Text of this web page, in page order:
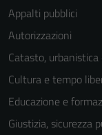
Appalti pubblici
Autorizzazioni
Catasto, urbanistica
Cultura e tempo
Educazione e
Giustizia, sicurezza